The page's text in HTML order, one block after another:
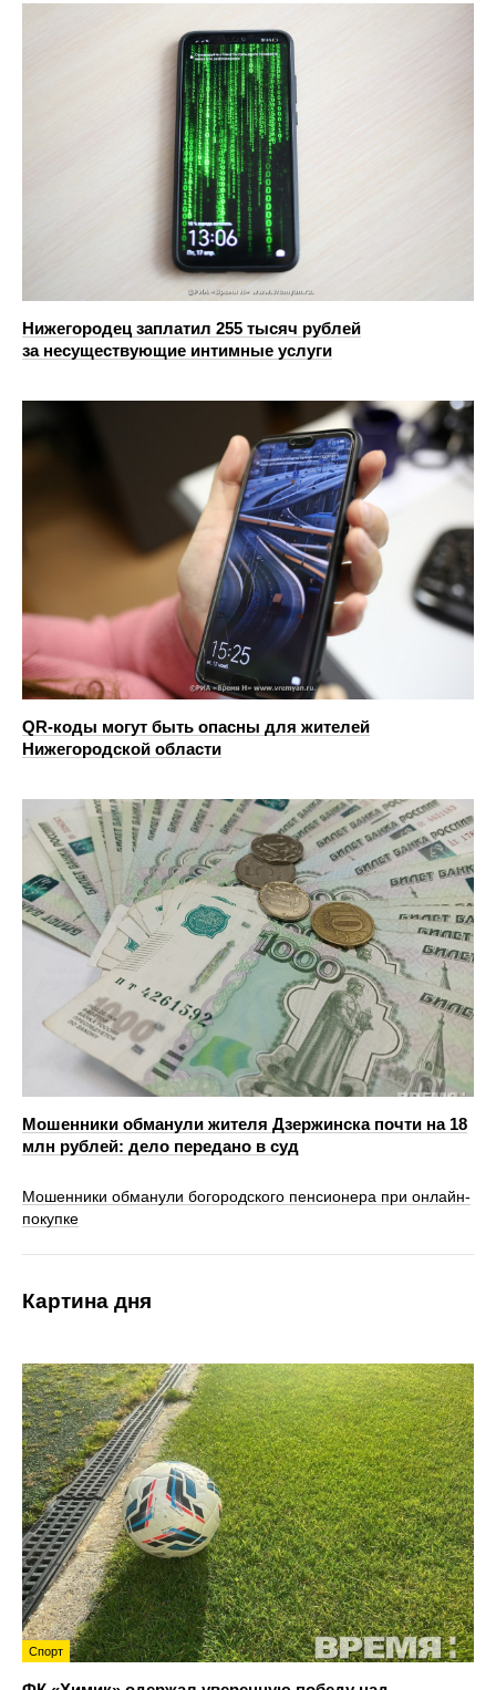
Нижегородец заплатил 255 тысяч рублей
за несуществующие интимные услуги
QR-коды могут быть опасны для жителей
Нижегородской области
Мошенники обманули жителя Дзержинска почти на 18
млн рублей: дело передано в суд
Мошенники обманули богородского пенсионера при онлайн-
покупке
Картина дня
Спорт